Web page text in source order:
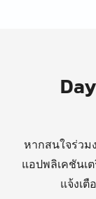
หากสนใจร่วม
แอปพลิเคชันเ
แจ้งเ